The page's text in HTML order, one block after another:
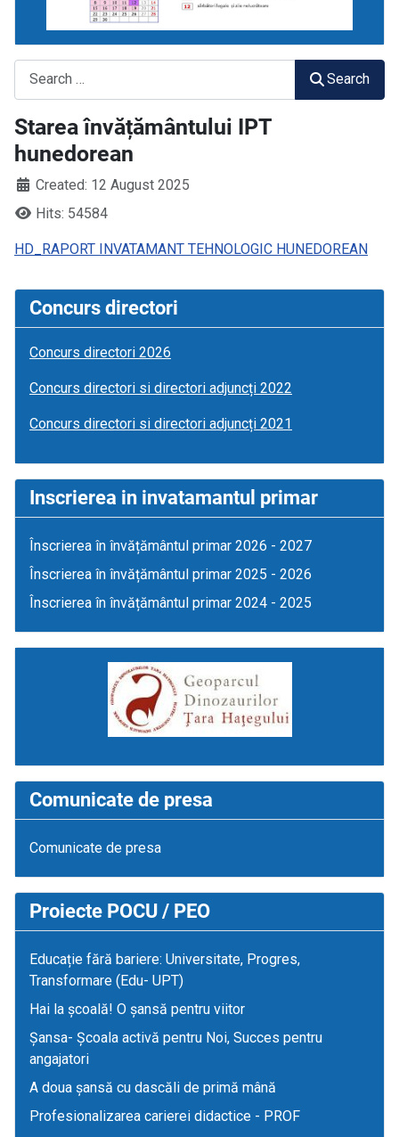
Search
Starea învățământului IPT
hunedorean
Created: 12 August 2025
Hits: 54584
HD_RAPORT INVATAMANT TEHNOLOGIC HUNEDOREAN
Concurs directori
Concurs directori 2026
Concurs directori si directori adjuncți 2022
Concurs directori si directori adjuncți 2021
Inscrierea in invatamantul primar
Înscrierea în învățământul primar 2026 - 2027
Înscrierea în învățământul primar 2025 - 2026
Înscrierea în învățământul primar 2024 - 2025
Comunicate de presa
Comunicate de presa
Proiecte POCU / PEO
Educație fără bariere: Universitate, Progres,
Transformare (Edu- UPT)
Hai la școală! O șansă pentru viitor
Șansa- Școala activă pentru Noi, Succes pentru
angajatori
A doua șansă cu dascăli de primă mână
Profesionalizarea carierei didactice - PROF